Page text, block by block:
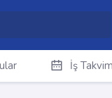
İş